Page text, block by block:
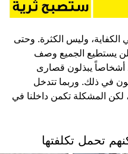
وليس الكثرة. وحتى
فلن يستطيع الجميع وصف
أشخاصاً يبذلون قصارى
في ذلك. وربما تتدخل
لكن المشكلة تكمن داخلنا في
تحمل تكلفتها